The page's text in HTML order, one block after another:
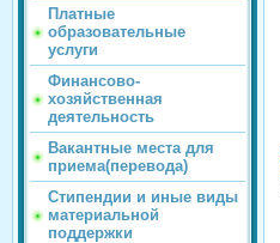
Платные
образовательные
услуги
Финансово-
хозяйственная
деятельность
Вакантные места для
приема(перевода)
Стипендии и иные виды
материальной
поддержки